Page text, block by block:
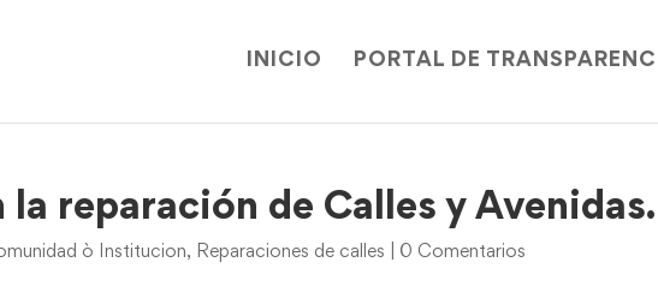
INICIO PORTAL DE
la reparación de Calles y Avenidas.
ò Institucion, Reparaciones de calles 0 Comentarios